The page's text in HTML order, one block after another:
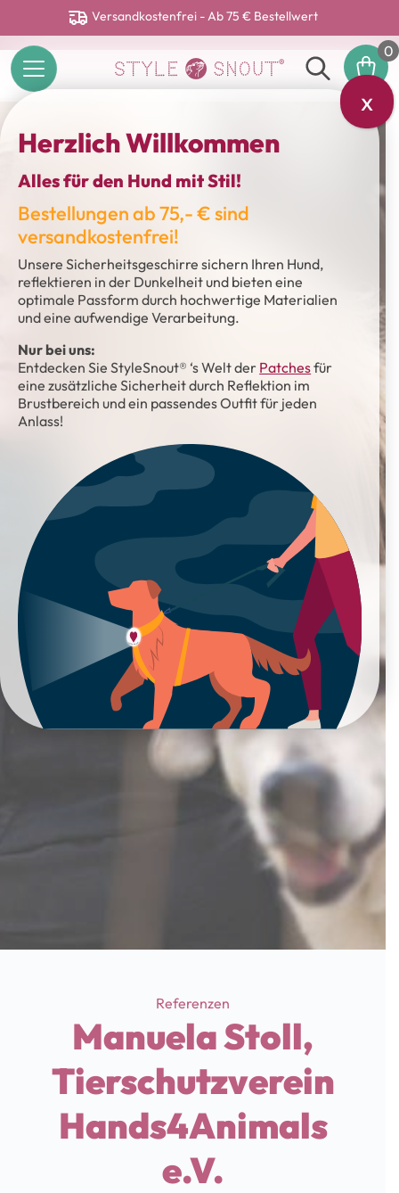
Versandkostenfrei - Ab 75 € Bestellwert
0
Categories
Referenzen
Manuela Stoll,
Tierschutzverein
Hands4Animals
e.V.
Herzlich Willkommen
Alles für den Hund mit Stil!
Bestellungen ab 75,- € sind
versandkostenfrei!
Unsere Sicherheitsgeschirre sichern Ihren Hund,
reflektieren in der Dunkelheit und bieten eine
optimale Passform durch hochwertige Materialien
und eine aufwendige Verarbeitung.
Nur bei uns:
Entdecken Sie StyleSnout® ‘s Welt der Patchesfür
eine zusätzliche Sicherheit durch Reflektion im
Brustbereich und ein passendes Outfit für jeden
Anlass!
x